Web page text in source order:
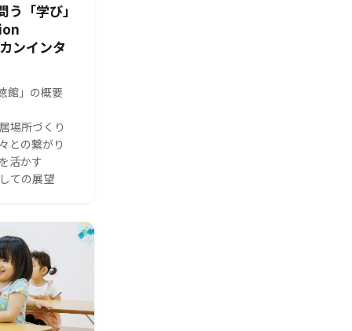
「学び」
ンインタ
館」の概要
場所づくり
との繋がり
活かす
ての展望